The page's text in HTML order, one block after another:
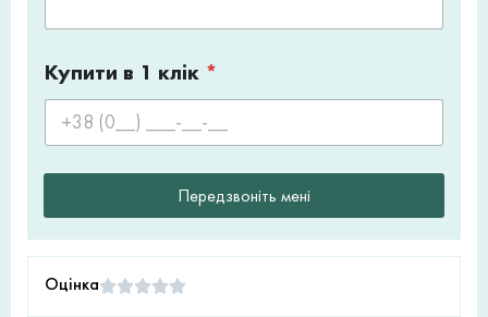
Купити в 1 клік *
Передзвоніть мені
Оцінка